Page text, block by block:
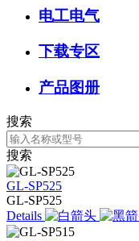
电工电气
下载专区
产品图册
搜索
搜索
GL-SP525
GL-SP525
Details